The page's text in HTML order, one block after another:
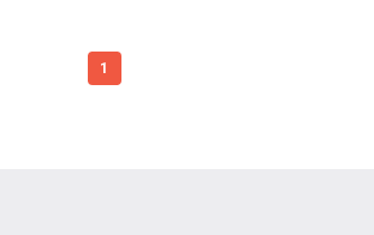
1